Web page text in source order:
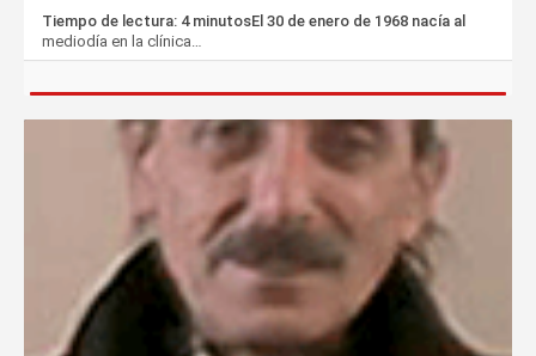
Tiempo de lectura: 4 minutosEl 30 de enero de 1968 nacía al
mediodía en la clínica…